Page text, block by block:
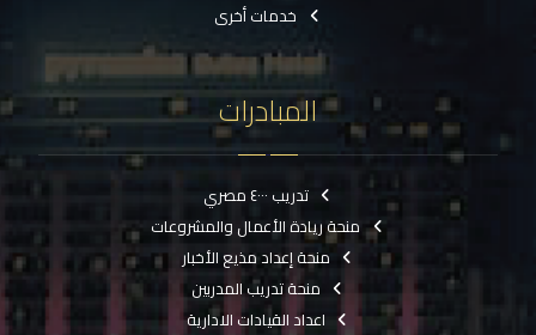
خدمات أخرى
المبادرات
تدريب ٤٠٠٠ مصري
منحة ريادة الأعمال والمشروعات
منحة إعداد مذيع الأخبار
منحة تدريب المدربين
اعداد القيادات الادارية